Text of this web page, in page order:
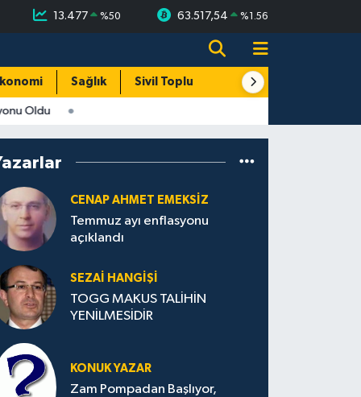
13.477 %50 63.517,54 %1.56
Sağlık Sivil Toplum Turizm
Oldu
CENAP AHMET EMEKSİZ
Temmuz ayı enflasyonu
açıklandı
SEZAI HANGİŞİ
TOGG MAKUS TALİHİN
YENİLMESİDİR
KONUK YAZAR
Zam Pompadan Başlıyor,